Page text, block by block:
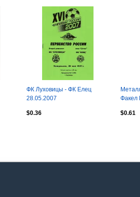
ФК Луховицы - ФК Елец
28.05.2007
$0.36
Факел
$0.61